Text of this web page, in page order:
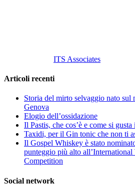
ITS Associates
Articoli recenti
Storia del mirto selvaggio nato sul
Genova
Elogio dell’ossidazione
Il Pastis, che cos’è e come si
Taxidi, per il Gin tonic che non ti
Il Gospel Whiskey è stato
punteggio più alto
Competition
Social network